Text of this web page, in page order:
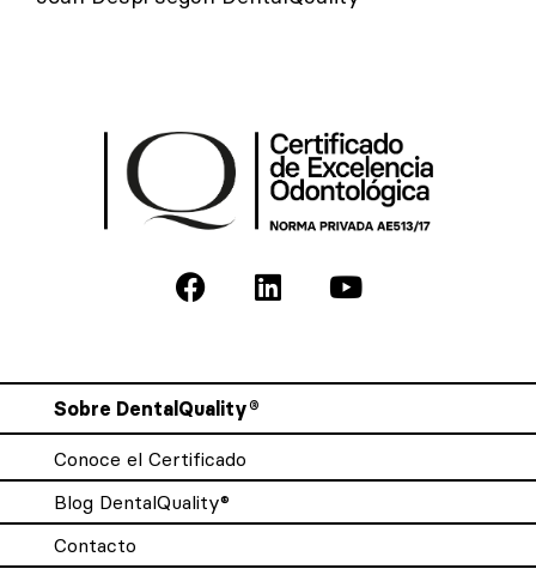
Sobre DentalQuality®
Conoce el Certificado
Blog DentalQuality®
Contacto